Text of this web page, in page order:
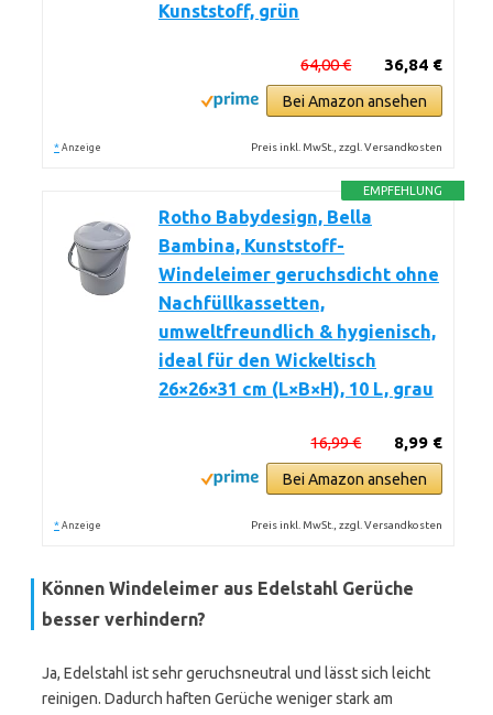
Kunststoff, grün
36,84 €
64,00 €
Bei Amazon ansehen
* Anzeige Preis inkl. MwSt., zzgl. Versandkosten
EMPFEHLUNG
Rotho Babydesign, Bella
Bambina, Kunststoff-
Windeleimer geruchsdicht ohne
Nachfüllkassetten,
umweltfreundlich & hygienisch,
ideal für den Wickeltisch
26×26×31 cm (L×B×H), 10 L, grau
8,99 €
16,99 €
Bei Amazon ansehen
* Anzeige Preis inkl. MwSt., zzgl. Versandkosten
Können Windeleimer aus Edelstahl Gerüche
besser verhindern?
Ja, Edelstahl ist sehr geruchsneutral und lässt sich leicht
reinigen. Dadurch haften Gerüche weniger stark am